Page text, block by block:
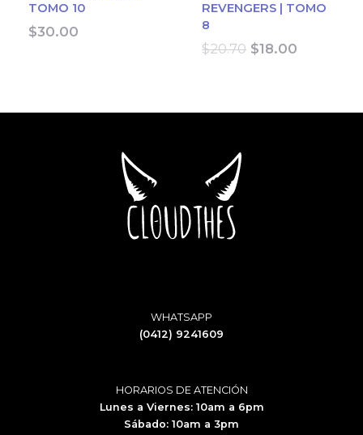
TOMO 10
$30.00
REVENGERS | TOMO
8
$20.70 Original
$18.00
WHATSAPP
(0412) 9241609
HORARIOS DE ATENCIÓN
Lunes a Viernes: 10am a 6pm
Sábado: 10am a 3pm